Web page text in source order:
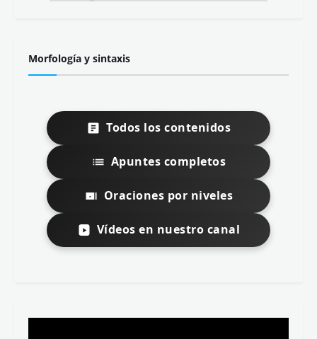
Morfología y sintaxis
Todos los contenidos
Apuntes completos
Oraciones por niveles
Vídeos en nuestro canal